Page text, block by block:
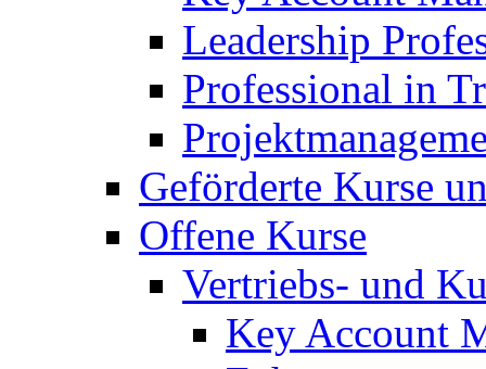
Leadership
Professional in
Geförderte Kurse
Offene Kurse
Vertriebs- und
Key Account